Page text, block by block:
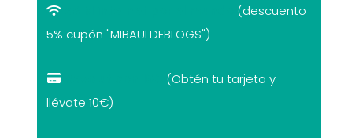
(descuento
5% cupón "MIBAULDEBLOGS")
(Obtén tu tarjeta y
llévate 10€)